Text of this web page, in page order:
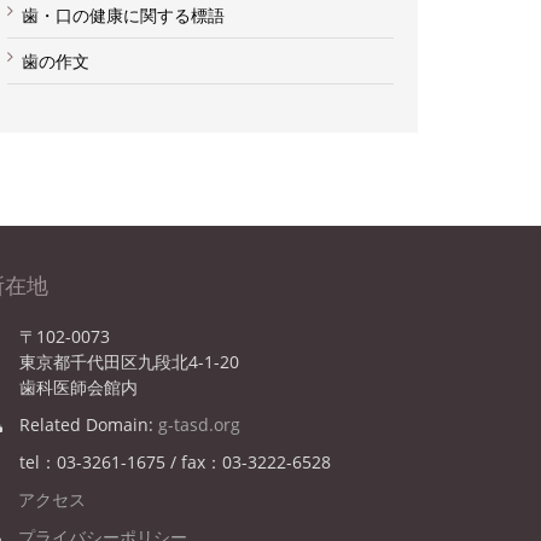
歯・口の健康に関する標語
歯の作文
在地
〒102-0073
東京都千代田区九段北4-1-20
歯科医師会館内
Related Domain: g-tasd.org
tel：03-3261-1675 / fax：03-3222-6528
アクセス